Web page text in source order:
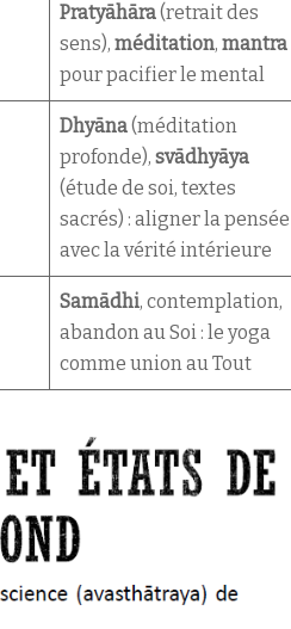
Pratyāhāra(retrait des
sens), méditation, mantra
pour pacifier le mental
Dhyāna(méditation
profonde), svādhyāya
(étude de soi, textes
sacrés) : aligner la pensée
avec la vérité intérieure
Samādhi, contemplation,
abandon au Soi : le yoga
comme union au Tout